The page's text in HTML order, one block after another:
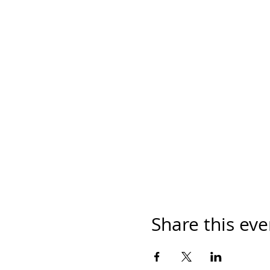
Share this